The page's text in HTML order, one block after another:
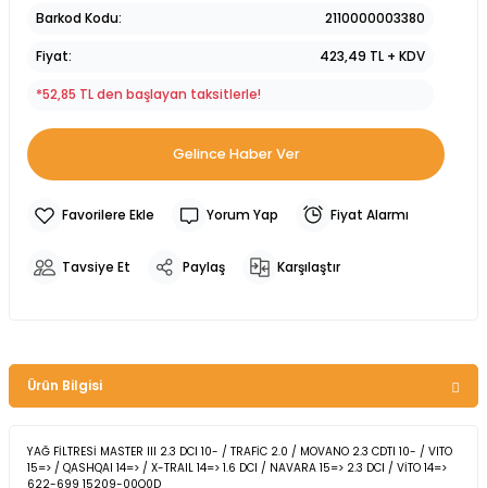
Barkod Kodu 2110000003380
Fiyat 423,49 TL + KDV
*52,85 TL den başlayan taksitlerle!
Gelince Haber Ver
Yorum Yap Fiyat Alarmı
Tavsiye Et Paylaş Karşılaştır
Ürün Bilgisi
YAĞ FİLTRESİ MASTER III 2.3 DCI 10- / TRAFİC 2.0 / MOVANO 2.3 CDTI 10- / VITO
15=> / QASHQAI 14=> / X-TRAIL 14=> 1.6 DCI / NAVARA 15=> 2.3 DCI / VİTO 14=>
622-699 15209-00Q0D